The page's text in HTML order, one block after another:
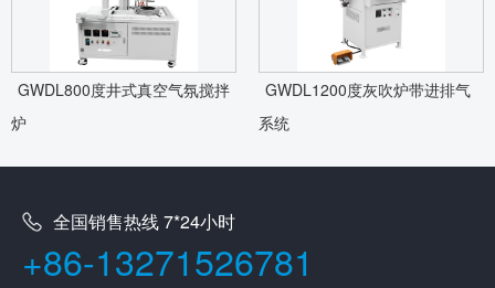
GWDL800度井式真空气氛搅拌
炉
GWDL1200度灰吹炉带进排气
系统
全国销售热线 7*24小时
+86-13271526781